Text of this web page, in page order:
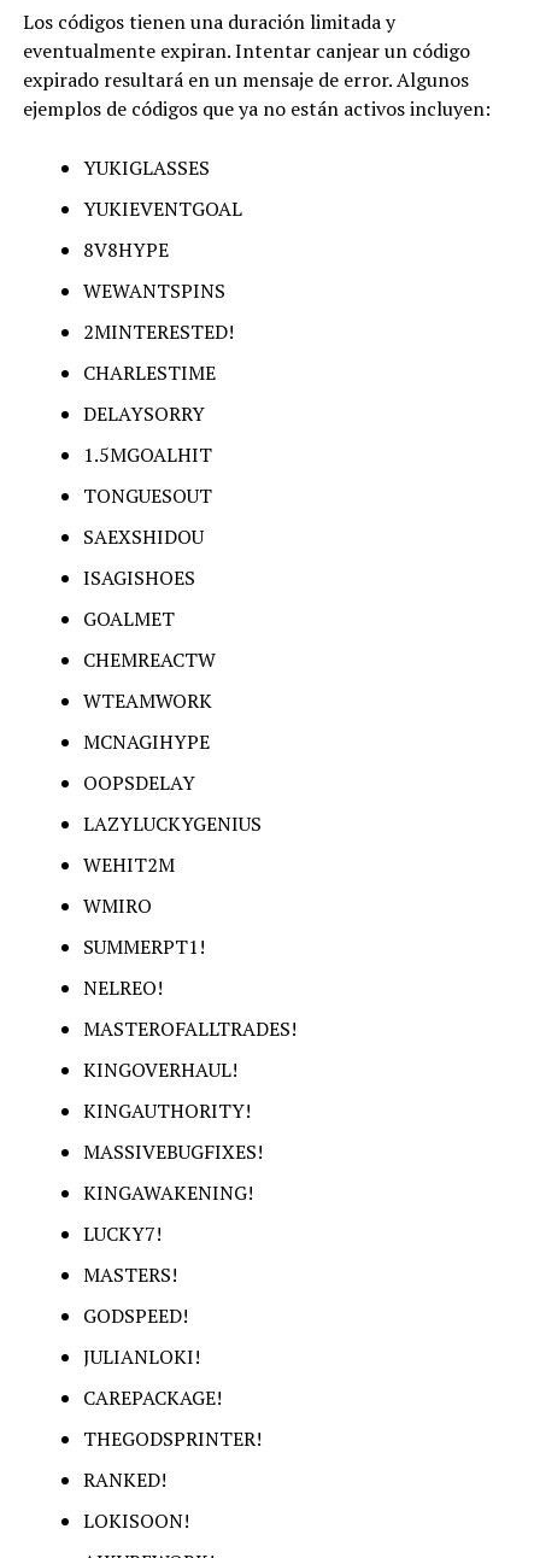
Los códigos tienen una duración limitada y
eventualmente expiran. Intentar canjear un código
expirado resultará en un mensaje de error. Algunos
ejemplos de códigos que ya no están activos incluyen:
YUKIGLASSES
YUKIEVENTGOAL
8V8HYPE
WEWANTSPINS
2MINTERESTED!
CHARLESTIME
DELAYSORRY
1.5MGOALHIT
TONGUESOUT
SAEXSHIDOU
ISAGISHOES
GOALMET
CHEMREACTW
WTEAMWORK
MCNAGIHYPE
OOPSDELAY
LAZYLUCKYGENIUS
WEHIT2M
WMIRO
SUMMERPT1!
NELREO!
MASTEROFALLTRADES!
KINGOVERHAUL!
KINGAUTHORITY!
MASSIVEBUGFIXES!
KINGAWAKENING!
LUCKY7!
MASTERS!
GODSPEED!
JULIANLOKI!
CAREPACKAGE!
THEGODSPRINTER!
RANKED!
LOKISOON!